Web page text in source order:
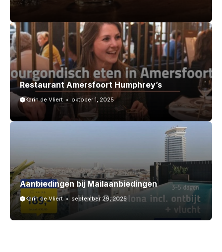
Restaurant Amersfoort Humphrey’s
Karin de Vliert oktober 1, 2025
Aanbiedingen bij Mailaanbiedingen
Karin de Vliert september 29, 2025